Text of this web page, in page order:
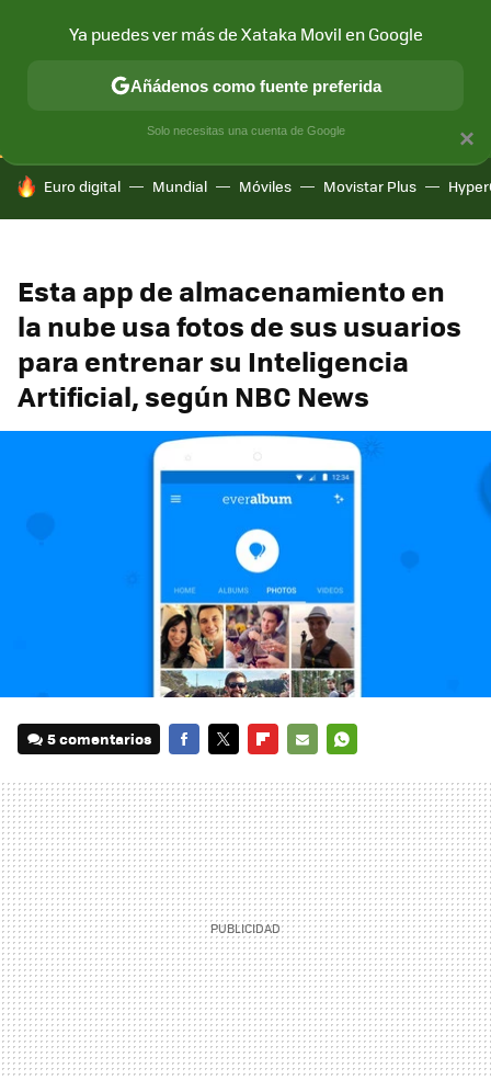
CONECTIVIDAD MÓVIL Y SOCIEDAD APLICACIONES
HOY SE HABLA DE
Euro digital Mundial Móviles Movistar Plus
Esta app de almacenamiento en
la nube usa fotos de sus usuarios
para entrenar su Inteligencia
Artificial, según NBC News
5 comentarios
MAIL
×
Ya puedes ver más de Xataka Movil en Google
Añádenos como fuente preferida
Solo necesitas una cuenta de Google